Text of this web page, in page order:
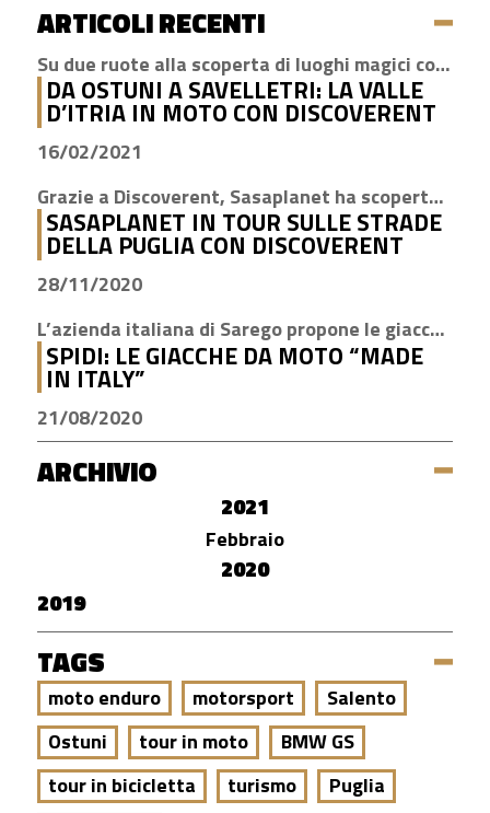
ARTICOLI RECENTI
Su due ruote alla scoperta di luoghi magici come Cisternino, Locorotondo e Alberobello
DA OSTUNI A SAVELLETRI: LA VALLE
D’ITRIA IN MOTO CON DISCOVERENT
16/02/2021
Grazie a Discoverent, Sasaplanet ha scoperto la magia della nostra amata regione
SASAPLANET IN TOUR SULLE STRADE
DELLA PUGLIA CON DISCOVERENT
28/11/2020
L’azienda italiana di Sarego propone le giacche con la tecnologia H2Out, impermeabile, antivento e traspirante
SPIDI: LE GIACCHE DA MOTO “MADE
IN ITALY”
21/08/2020
ARCHIVIO
2021
Febbraio
2020
2019
TAGS
moto enduro motorsport
Salento
Ostuni
tour in moto
BMW GS
tour in bicicletta
turismo
Puglia